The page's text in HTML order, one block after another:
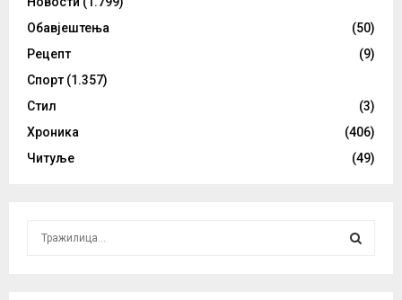
Обавјештења
(50)
Рецепт
(9)
Спорт (1.357)
Стил
(3)
Хроника
(406)
Читуље
(49)